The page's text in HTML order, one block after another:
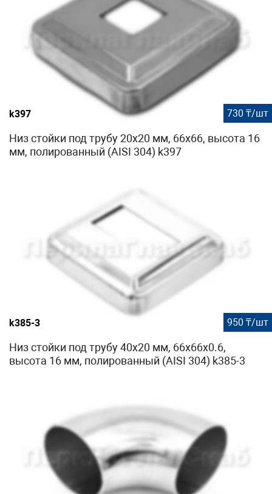
k397 730 ₸/шт
Низ стойки под трубу 20х20 мм, 66х66, высота 16
мм, полированный (AISI 304) k397
k385-3 950 ₸/шт
Низ стойки под трубу 40х20 мм, 66х66х0.6,
высота 16 мм, полированный (AISI 304) k385-3